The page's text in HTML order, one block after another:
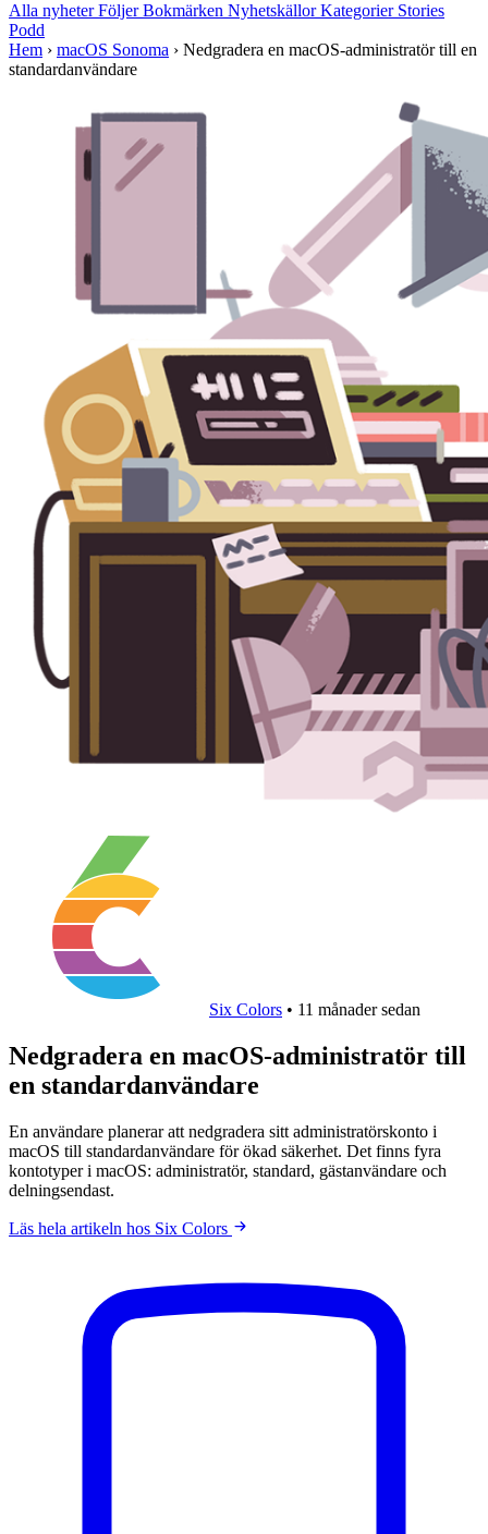
Alla nyheterFöljerBokmärken NyhetskällorKategorier Stories
Podd
Hem › macOS Sonoma › Nedgradera en macOS-administratör till en
standardanvändare
Six Colors • 11 månader sedan
Nedgradera en macOS-administratör till
en standardanvändare
En användare planerar att nedgradera sitt administratörskonto i
macOS till standardanvändare för ökad säkerhet. Det finns fyra
kontotyper i macOS: administratör, standard, gästanvändare och
delningsendast.
Läs hela artikeln hos Six Colors